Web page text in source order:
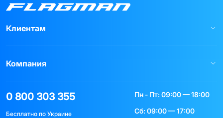
Клиентам
Компания
0 800 303 355
Бесплатно по Украине
Пн - Пт: 09:00 — 18:00
Сб: 09:00 — 17:00